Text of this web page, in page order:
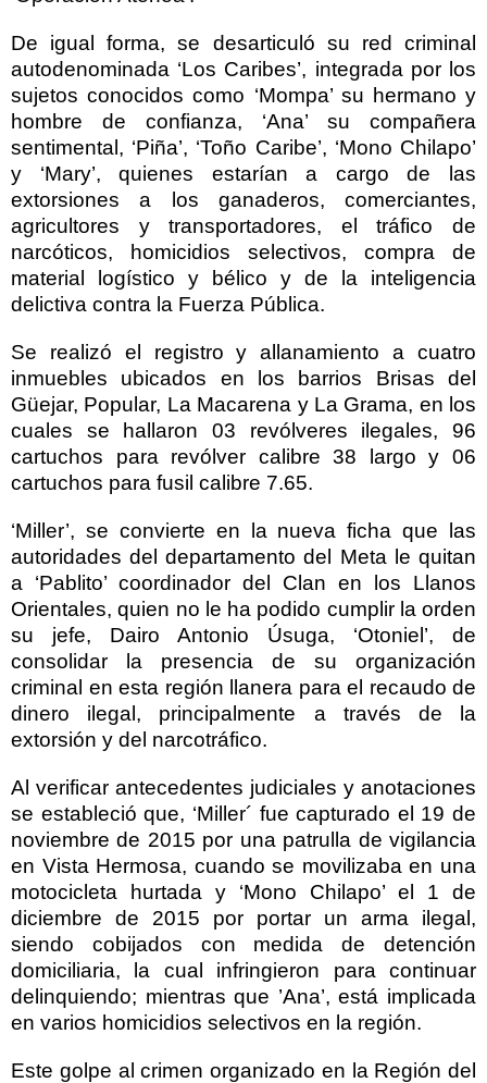
De igual forma, se desarticuló su red criminal
autodenominada ‘Los Caribes’, integrada por los
sujetos conocidos como ‘Mompa’ su hermano y
hombre de confianza, ‘Ana’ su compañera
sentimental, ‘Piña’, ‘Toño Caribe’, ‘Mono Chilapo’
y ‘Mary’, quienes estarían a cargo de las
extorsiones a los ganaderos, comerciantes,
agricultores y transportadores, el tráfico de
narcóticos, homicidios selectivos, compra de
material logístico y bélico y de la inteligencia
delictiva contra la Fuerza Pública.
Se realizó el registro y allanamiento a cuatro
inmuebles ubicados en los barrios Brisas del
Güejar, Popular, La Macarena y La Grama, en los
cuales se hallaron 03 revólveres ilegales, 96
cartuchos para revólver calibre 38 largo y 06
cartuchos para fusil calibre 7.65.
‘Miller’, se convierte en la nueva ficha que las
autoridades del departamento del Meta le quitan
a ‘Pablito’ coordinador del Clan en los Llanos
Orientales, quien no le ha podido cumplir la orden
su jefe, Dairo Antonio Úsuga, ‘Otoniel’, de
consolidar la presencia de su organización
criminal en esta región llanera para el recaudo de
dinero ilegal, principalmente a través de la
extorsión y del narcotráfico.
Al verificar antecedentes judiciales y anotaciones
se estableció que, ‘Miller´ fue capturado el 19 de
noviembre de 2015 por una patrulla de vigilancia
en Vista Hermosa, cuando se movilizaba en una
motocicleta hurtada y ‘Mono Chilapo’ el 1 de
diciembre de 2015 por portar un arma ilegal,
siendo cobijados con medida de detención
domiciliaria, la cual infringieron para continuar
delinquiendo; mientras que ’Ana’, está implicada
en varios homicidios selectivos en la región.
Este golpe al crimen organizado en la Región del